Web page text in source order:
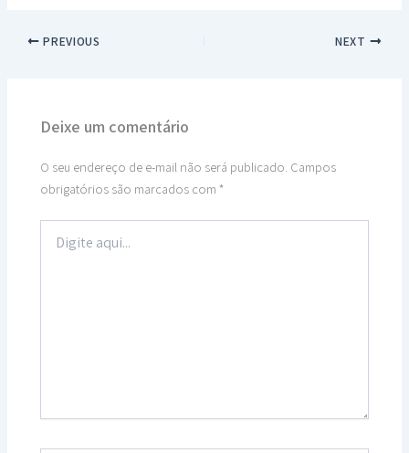
PREVIOUS NEXT
Deixe um comentário
O seu endereço de e-mail não será publicado. Campos
obrigatórios são marcados com*
aqui...